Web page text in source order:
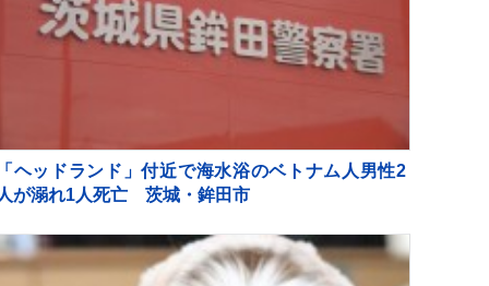
「ヘッドランド」付近で海水浴のベトナム人男性2
人が溺れ1人死亡 茨城・鉾田市